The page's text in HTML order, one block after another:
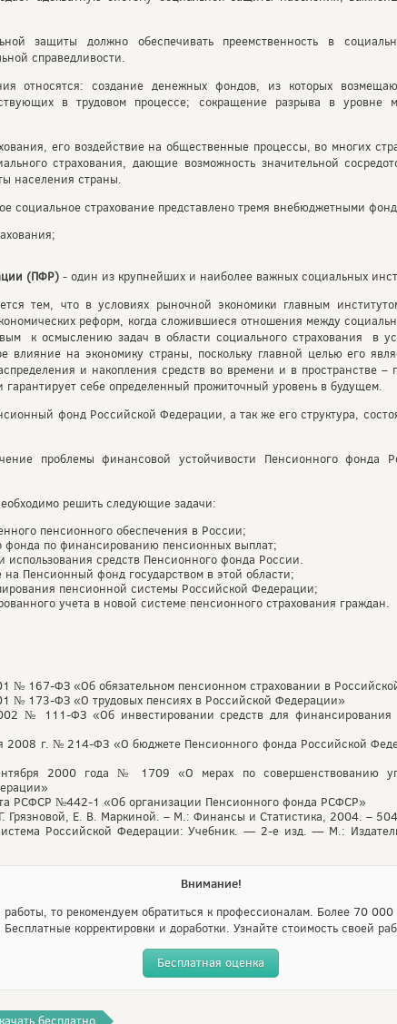
защиты должно обеспечивать преемственность в
справедливости.
относятся: создание денежных фондов, из которых
в трудовом процессе; сокращение разрыва в уровне
его воздействие на общественные процессы, во многих
страхования, дающие возможность значительной
населения страны.
социальное страхование представлено тремя внебюджетными
(ПФР) - один из крупнейших и наиболее важных социальных
тем, что в условиях рыночной экономики главным
реформ, когда сложившиеся отношения между
к осмыслению задач в области социального страхования в
на экономику страны, поскольку главной целью его
и накопления средств во времени и в пространстве
себе определенный прожиточный уровень в будущем.
фонд Российской Федерации, а так же его структура,
проблемы финансовой устойчивости Пенсионного фонда
решить следующие задачи:
пенсионного обеспечения в России;
фонда по финансированию пенсионных выплат;
использования средств Пенсионного фонда России.
Пенсионный фонд государством в этой области;
пенсионной системы Российской Федерации;
учета в новой системе пенсионного страхования граждан.
№ 167-ФЗ «Об обязательном пенсионном страховании в
№ 173-ФЗ «О трудовых пенсиях в Российской Федерации»
№ 111-ФЗ «Об инвестировании средств для финансирования
2008 г. № 214-ФЗ «О бюджете Пенсионного фонда Российской
2000 года № 1709 «О мерах по совершенствованию
РСФСР №442-1 «Об организации Пенсионного фонда РСФСР»
Грязновой, Е. В. Маркиной. – М.: Финансы и Статистика, 2004. –
Российской Федерации: Учебник. — 2-е изд. — М.:
Внимание!
то рекомендуем обратиться к профессионалам. Более 70 000
Бесплатные корректировки и доработки. Узнайте стоимость своей
Бесплатная оценка
бесплатно